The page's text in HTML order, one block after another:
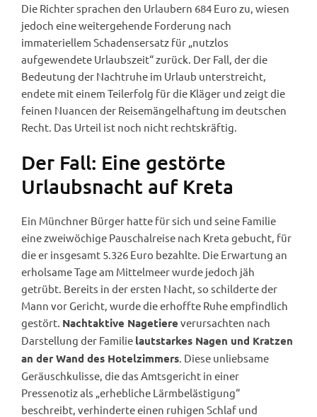
Die Richter sprachen den Urlaubern 684 Euro zu, wiesen
jedoch eine weitergehende Forderung nach
immateriellem Schadensersatz für „nutzlos
aufgewendete Urlaubszeit“ zurück. Der Fall, der die
Bedeutung der Nachtruhe im Urlaub unterstreicht,
endete mit einem Teilerfolg für die Kläger und zeigt die
feinen Nuancen der Reisemängelhaftung im deutschen
Recht. Das Urteil ist noch nicht rechtskräftig.
Der Fall: Eine gestörte
Urlaubsnacht auf Kreta
Ein Münchner Bürger hatte für sich und seine Familie
eine zweiwöchige Pauschalreise nach Kreta gebucht, für
die er insgesamt 5.326 Euro bezahlte. Die Erwartung an
erholsame Tage am Mittelmeer wurde jedoch jäh
getrübt. Bereits in der ersten Nacht, so schilderte der
Mann vor Gericht, wurde die erhoffte Ruhe empfindlich
gestört. Nachtaktive Nagetiere verursachten nach
Darstellung der Familie lautstarkes Nagen und Kratzen
an der Wand des Hotelzimmers. Diese unliebsame
Geräuschkulisse, die das Amtsgericht in einer
Pressenotiz als „erhebliche Lärmbelästigung“
beschreibt, verhinderte einen ruhigen Schlaf und